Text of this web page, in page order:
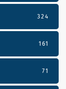
324
161
71